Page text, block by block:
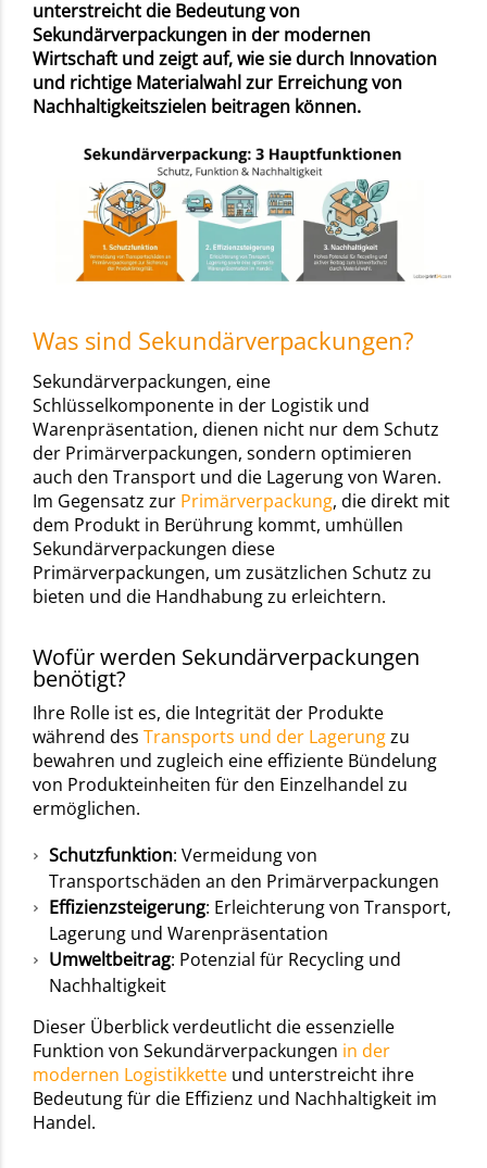
unterstreicht die Bedeutung von
Sekundärverpackungen in der modernen
Wirtschaft und zeigt auf, wie sie durch Innovation
und richtige Materialwahl zur Erreichung von
Nachhaltigkeitszielen beitragen können.
Was sind Sekundärverpackungen?
Sekundärverpackungen, eine
Schlüsselkomponente in der Logistik und
Warenpräsentation, dienen nicht nur dem Schutz
der Primärverpackungen, sondern optimieren
auch den Transport und die Lagerung von Waren.
Im Gegensatz zur Primärverpackung, die direkt mit
dem Produkt in Berührung kommt, umhüllen
Sekundärverpackungen diese
Primärverpackungen, um zusätzlichen Schutz zu
bieten und die Handhabung zu erleichtern.
Wofür werden Sekundärverpackungen
benötigt?
Ihre Rolle ist es, die Integrität der Produkte
während des Transports und der Lagerungzu
bewahren und zugleich eine effiziente Bündelung
von Produkteinheiten für den Einzelhandel zu
ermöglichen.
Schutzfunktion: Vermeidung von
Transportschäden an den Primärverpackungen
Effizienzsteigerung: Erleichterung von Transport,
Lagerung und Warenpräsentation
Umweltbeitrag: Potenzial für Recycling und
Nachhaltigkeit
Dieser Überblick verdeutlicht die essenzielle
Funktion von Sekundärverpackungen in der
modernen Logistikkette und unterstreicht ihre
Bedeutung für die Effizienz und Nachhaltigkeit im
Handel.